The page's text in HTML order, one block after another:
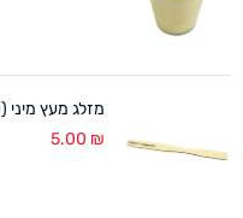
מזלג מעץ מיני (50 יח)
5.00 ₪